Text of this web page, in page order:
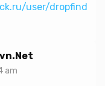
user/dropfind
am